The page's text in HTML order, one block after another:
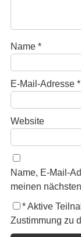
Name *
E-Mail-Adresse *
Website
Name, E-Mail-
meinen
*Aktive
Zustimmung zu